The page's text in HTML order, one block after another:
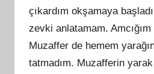
çıkardım okşamaya
zevki anlatamam.
Muzaffer de hemem
tatmadım. Muzafferin